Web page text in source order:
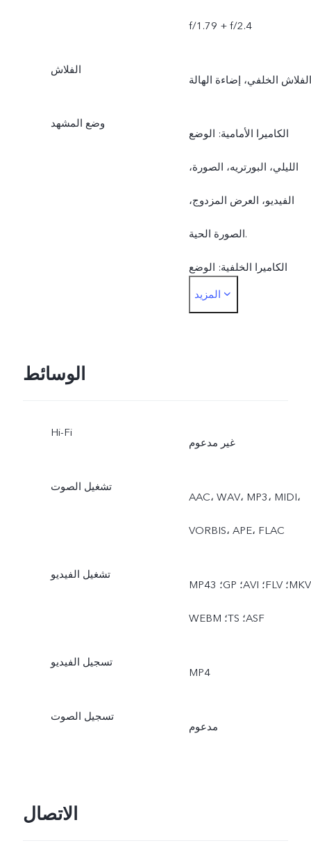
f/1.79‏ + f/2.4
الفلاش
الفلاش الخلفي، إضاءة الهالة
وضع المشهد
الكاميرا الأمامية: الوضع
الليلي، البورتريه، الصورة،
الفيديو، العرض المزدوج،
الصورة الحية.
الكاميرا الخلفية: الوضع
الليلي، البورتريه، الصورة،
العرض المزدوج.
المزيد
الوسائط
Hi-Fi
غير مدعوم
تشغيل الصوت
AAC، ‏WAV، ‏MP3، ‏MIDI،
‏VORBIS، ‏APE، ‏FLAC
تشغيل الفيديو
MP4؛ ‏3GP؛ ‏AVI؛ ‏FLV؛ ‏MKV؛
‏WEBM؛ ‏TS؛ ‏ASF
تسجيل الفيديو
MP4
تسجيل الصوت
مدعوم
الاتصال